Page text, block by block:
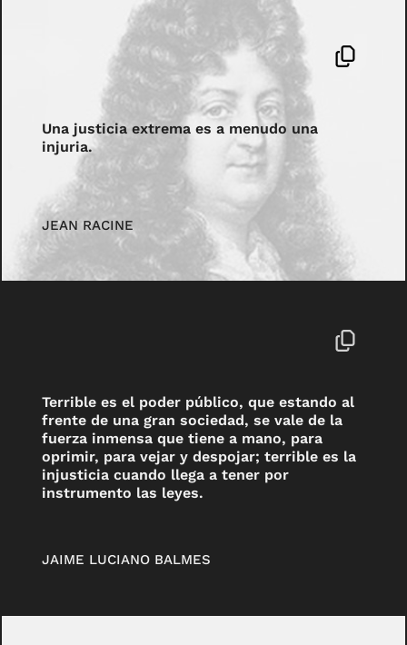
Una justicia extrema es a menudo una
injuria.
JEAN RACINE
Terrible es el poder público, que estando al
frente de una gran sociedad, se vale de la
fuerza inmensa que tiene a mano, para
oprimir, para vejar y despojar; terrible es la
injusticia cuando llega a tener por
instrumento las leyes.
JAIME LUCIANO BALMES